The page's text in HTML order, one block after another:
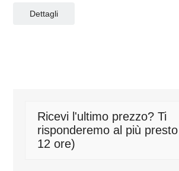
Dettagli
Ricevi l'ultimo prezzo? Ti
risponderemo al più
12 ore)